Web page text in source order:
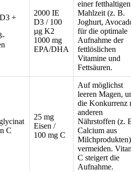
+
2000 IE
D3 / 100
µg K2
1000 mg
EPA/DHA
einer fetthaltigen
Mahlzeit (z. B.
Joghurt,
für die optimale
Aufnahme der
fettlöslichen
Vitamine und
Fettsäuren.
C
25 mg
Eisen /
100 mg C
Auf möglichst
leeren Magen,
die Konkurrenz
anderen
Nährstoffen (z.
Calcium aus
vermeiden.
C steigert die
Aufnahme.